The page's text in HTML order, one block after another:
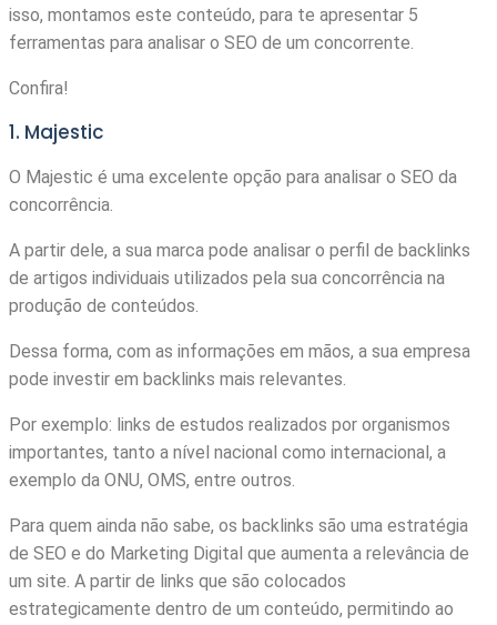
isso, montamos este conteúdo, para te apresentar 5
ferramentas para analisar o SEO de um concorrente.
Confira!
1. Majestic
O Majestic é uma excelente opção para analisar o SEO da
concorrência.
A partir dele, a sua marca pode analisar o perfil de backlinks
de artigos individuais utilizados pela sua concorrência na
produção de conteúdos.
Dessa forma, com as informações em mãos, a sua empresa
pode investir em backlinks mais relevantes.
Por exemplo: links de estudos realizados por organismos
importantes, tanto a nível nacional como internacional, a
exemplo da ONU, OMS, entre outros.
Para quem ainda não sabe, os backlinks são uma estratégia
de SEO e do Marketing Digital que aumenta a relevância de
um site. A partir de links que são colocados
estrategicamente dentro de um conteúdo, permitindo ao